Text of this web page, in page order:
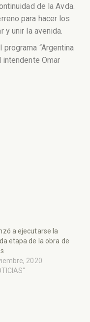
de la Avda.
para hacer los
y unir la avenida.
“Argentina
Omar
a ejecutarse la
etapa de la obra de
2020